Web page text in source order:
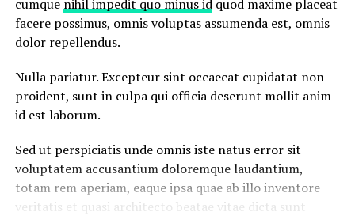
Lorem ipsum dolor sit amet, consectetur adipisicing elit,
sed do eiusmod tempor incididunt ut labore et dolore
magna aliqua. Ut enim
exercitation ullamco laboris nisi ut aliquip ex ea
commodo consequat.
aspernatur aut odit aut fugit, sed quia consequuntur
magni dolores eos qui ratione voluptatem sequi
nesciunt.
cumque nihil impedit quo minus idquod maxime placeat
facere possimus, omnis voluptas assumenda est, omnis
dolor repellendus.
Nulla pariatur. Excepteur sint occaecat cupidatat non
proident, sunt in culpa qui officia deserunt mollit anim
id est laborum.
Sed ut perspiciatis unde omnis iste natus error sit
voluptatem accusantium doloremque laudantium,
totam rem aperiam, eaque ipsa quae ab illo inventore
veritatis et quasi architecto beatae vitae dicta sunt